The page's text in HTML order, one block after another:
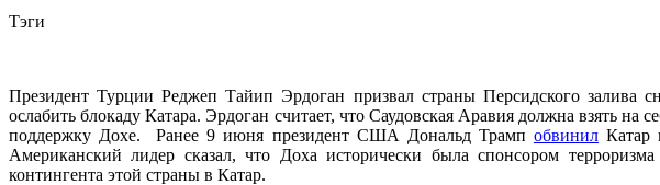
Тэги
Президент Турции Реджеп Тайип Эрдоган призвал страны Персидского залива
ослабить блокаду Катара. Эрдоган считает, что Саудовская Аравия должна взять на
поддержку Дохе. Ранее 9 июня президент США Дональд Трамп обвинилКатар
Американский лидер сказал, что Доха исторически была спонсором
контингента этой страны в Катар.